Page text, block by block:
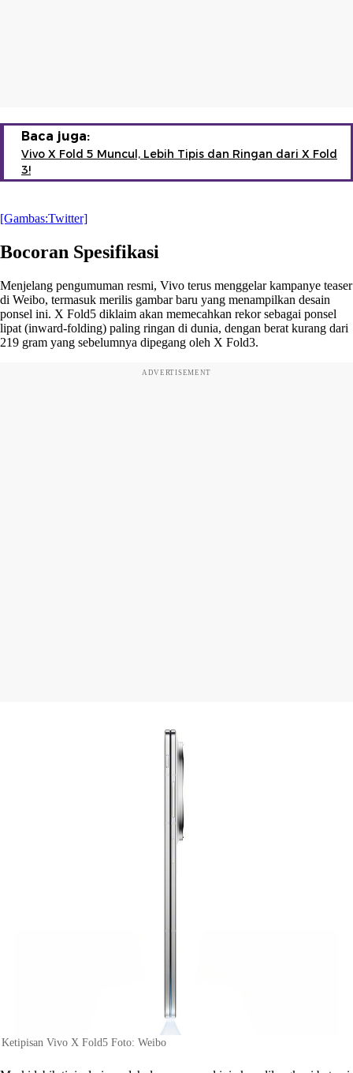
Baca juga:
Vivo X Fold 5 Muncul, Lebih Tipis dan Ringan dari X Fold
3!
[Gambas:Twitter]
Bocoran Spesifikasi
Menjelang pengumuman resmi, Vivo terus menggelar kampanye teaser
di Weibo, termasuk merilis gambar baru yang menampilkan desain
ponsel ini. X Fold5 diklaim akan memecahkan rekor sebagai ponsel
lipat (inward-folding) paling ringan di dunia, dengan berat kurang dari
219 gram yang sebelumnya dipegang oleh X Fold3.
ADVERTISEMENT
Ketipisan Vivo X Fold5 Foto: Weibo